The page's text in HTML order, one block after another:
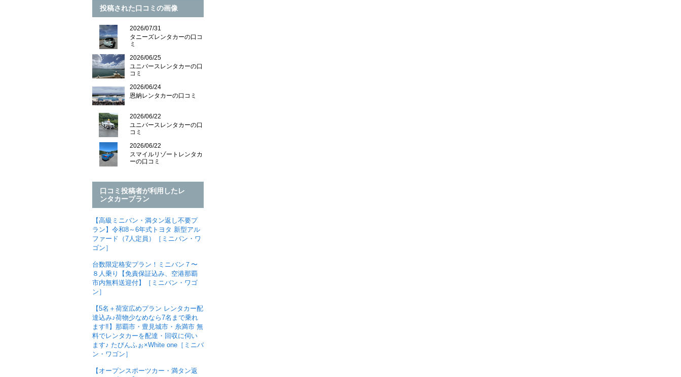
投稿された口コミの画像
2026/07/31
タニーズレンタカーの口コ
ミ
2026/06/25
ユニバースレンタカーの口
コミ
2026/06/24
恩納レンタカーの口コミ
2026/06/22
ユニバースレンタカーの口
コミ
2026/06/22
スマイルリゾートレンタカ
ーの口コミ
口コミ投稿者が利用したレ
ンタカープラン
【高級ミニバン・満タン返し不要プ
ラン】令和8～6年式トヨタ 新型アル
ファード（7人定員）［ミニバン・ワ
ゴン］
台数限定格安プラン！ミニバン７〜
８人乗り【免責保証込み、空港那覇
市内無料送迎付】［ミニバン・ワゴ
ン］
【5名＋荷室広めプラン レンタカー配
達込み♪荷物少なめなら7名まで乗れ
ます‼︎】那覇市・豊見城市・糸満市 無
料でレンタカーを配達・回収に伺い
ます♪ たびんふぉ×White one［ミニバ
ン・ワゴン］
【オープンスポーツカー・満タン返